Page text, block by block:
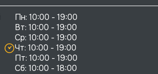
Пн: 10:00 - 19:00
Вт: 10:00 - 19:00
Ср: 10:00 - 19:00
Чт: 10:00 - 19:00
Пт: 10:00 - 19:00
Сб: 10:00 - 18:00